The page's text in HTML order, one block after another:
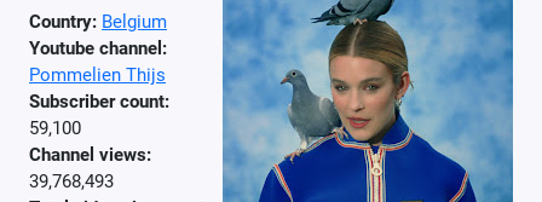
Country: Belgium
Youtube channel:
Pommelien Thijs
Subscriber count:
59,100
Channel views:
39,768,493